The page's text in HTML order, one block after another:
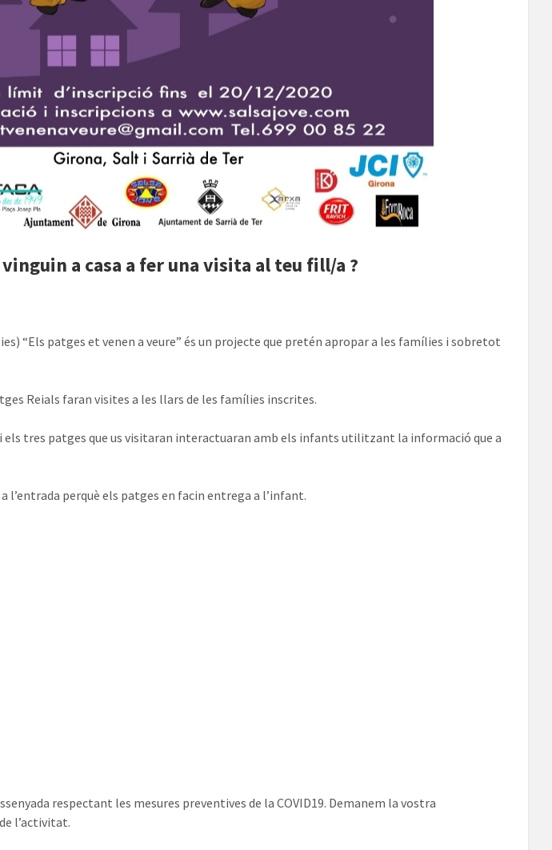
a casa a fer una visita al teu fill/a ?
“Els patges et venen a veure” és un projecte que pretén apropar a les famílies i sobretot
Reials faran visites a les llars de les famílies inscrites.
els tres patges que us visitaran interactuaran amb els infants utilitzant la informació que a
l’entrada perquè els patges en facin entrega a l’infant.
respectant les mesures preventives de la COVID19. Demanem la vostra
l’activitat.